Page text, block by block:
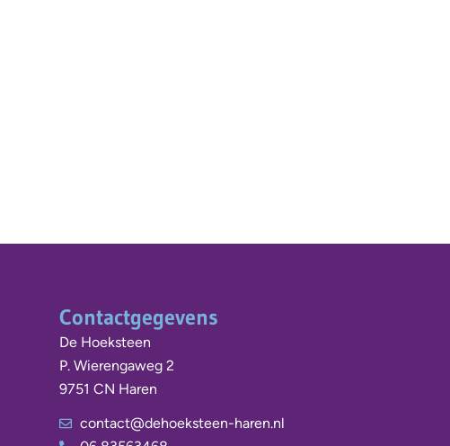
Contactgegevens
De Hoeksteen
P. Wierengaweg 2
9751 CN Haren
contact@dehoeksteen-haren.nl